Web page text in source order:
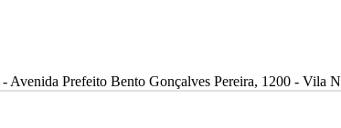
- Avenida Prefeito Bento Gonçalves Pereira, 1200 - Vila